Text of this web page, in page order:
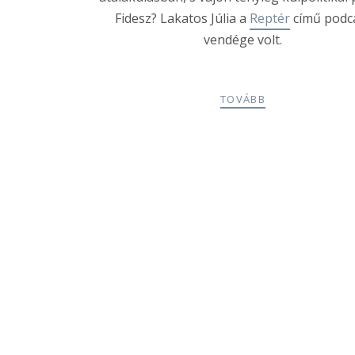
Fidesz? Lakatos Júlia a Reptércímű
vendége volt.
TOVÁBB